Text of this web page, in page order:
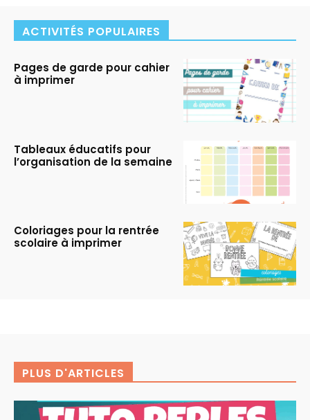
ACTIVITÉS POPULAIRES
Pages de garde pour cahier
à imprimer
Tableaux éducatifs pour
l’organisation de la semaine
Coloriages pour la rentrée
scolaire à imprimer
PLUS D'ARTICLES